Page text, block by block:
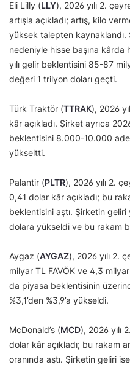
Eli Lilly (LLY), 2026 yılı 2.
artışla açıkladı; artış, kilo
yüksek talepten kaynaklandı.
nedeniyle hisse başına
yılı gelir beklentisini 85-87
değeri 1 trilyon doları geçti.
Türk Traktör (TTRAK), 2026
kâr açıkladı. Şirket ayrıca
beklentisini 8.000-10.000
yükseltti.
Palantir (PLTR), 2026 yılı 2.
0,41 dolar kâr açıkladı; bu
beklentisini aştı. Şirketin geliri
dolara yükseldi ve bu rakam
Aygaz (AYGAZ), 2026 yılı 2.
milyar TL FAVÖK ve 4,3
da piyasa beklentisinin
%3,1’den %3,9’a yükseldi.
McDonald’s (MCD), 2026 yılı
dolar kâr açıkladı; bu rakam
oranında aştı. Şirketin geliri